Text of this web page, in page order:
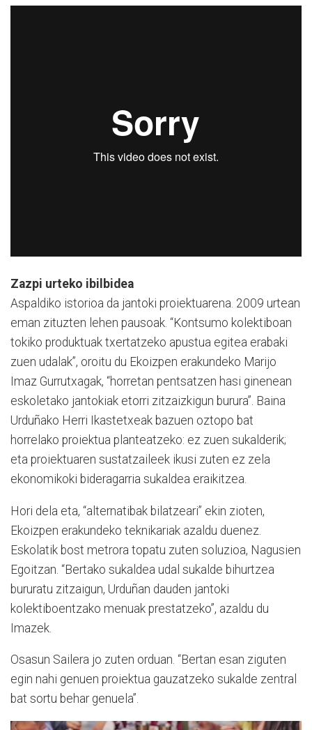
Zazpi urteko ibilbidea
Aspaldiko istorioa da jantoki proiektuarena. 2009 urtean
eman zituzten lehen pausoak. “Kontsumo kolektiboan
tokiko produktuak txertatzeko apustua egitea erabaki
zuen udalak”, oroitu du Ekoizpen erakundeko Marijo
Imaz Gurrutxagak, “horretan pentsatzen hasi ginenean
eskoletako jantokiak etorri zitzaizkigun burura”. Baina
Urduñako Herri Ikastetxeak bazuen oztopo bat
horrelako proiektua planteatzeko: ez zuen sukalderik;
eta proiektuaren sustatzaileek ikusi zuten ez zela
ekonomikoki bideragarria sukaldea eraikitzea.
Hori dela eta, “alternatibak bilatzeari” ekin zioten,
Ekoizpen erakundeko teknikariak azaldu duenez.
Eskolatik bost metrora topatu zuten soluzioa, Nagusien
Egoitzan. “Bertako sukaldea udal sukalde bihurtzea
bururatu zitzaigun, Urduñan dauden jantoki
kolektiboentzako menuak prestatzeko”, azaldu du
Imazek.
Osasun Sailera jo zuten orduan. “Bertan esan ziguten
egin nahi genuen proiektua gauzatzeko sukalde zentral
bat sortu behar genuela”.